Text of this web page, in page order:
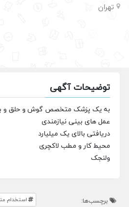
تهران
توضیحات آگهی
عمل های بینی نیازمندی
دریافتی بالای یک میلیارد
محیط کار و مطب لاکچری
ولنجک
برچسب‌ها:
استخدام